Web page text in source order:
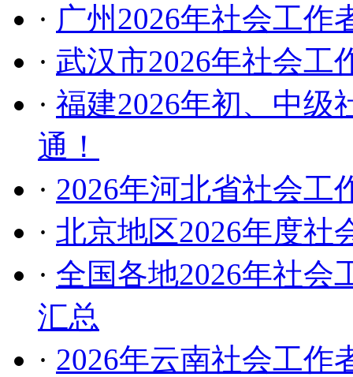
· 广州2026年社会工作
· 武汉市2026年社会工
· 福建2026年初、中级
通！
· 2026年河北省社会工
· 北京地区2026年度社
· 全国各地2026年社会
汇总
· 2026年云南社会工作